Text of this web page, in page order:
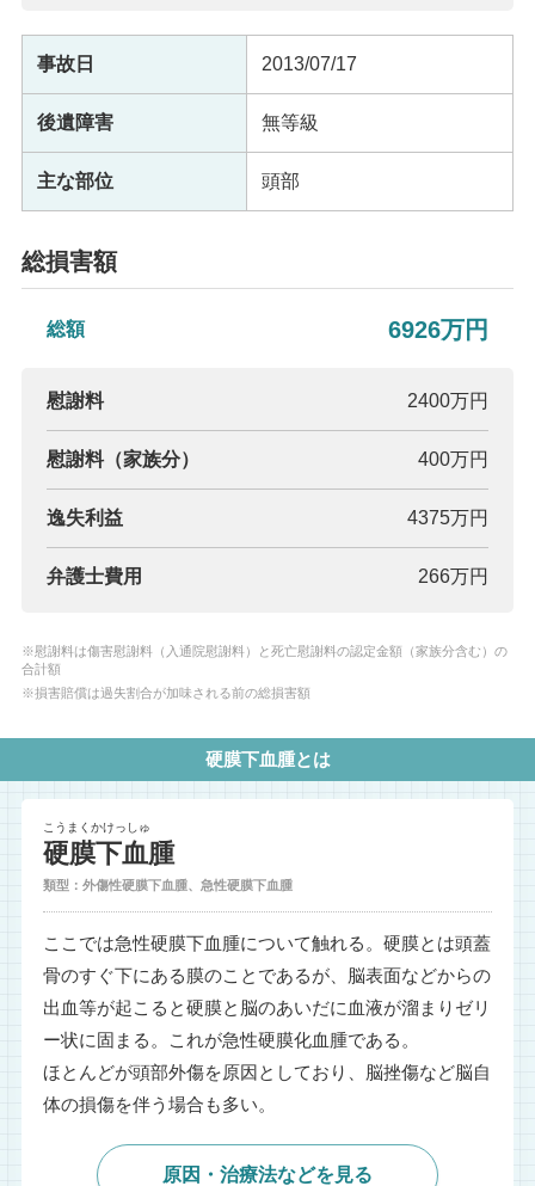
事故日 2013/07/17
後遺障害 無等級
主な部位 頭部
総損害額
総額 6926万円
慰謝料 2400万円
慰謝料（家族分） 400万円
逸失利益 4375万円
弁護士費用 266万円
※慰謝料は傷害慰謝料（入通院慰謝料）と死亡慰謝料の認定金額（家族分含む）の
合計額
※損害賠償は過失割合が加味される前の総損害額
硬膜下血腫とは
こうまくかけっしゅ
硬膜下血腫
類型：外傷性硬膜下血腫、急性硬膜下血腫
ここでは急性硬膜下血腫について触れる。硬膜とは頭蓋
骨のすぐ下にある膜のことであるが、脳表面などからの
出血等が起こると硬膜と脳のあいだに血液が溜まりゼリ
ー状に固まる。これが急性硬膜化血腫である。
ほとんどが頭部外傷を原因としており、脳挫傷など脳自
体の損傷を伴う場合も多い。
原因・治療法などを見る